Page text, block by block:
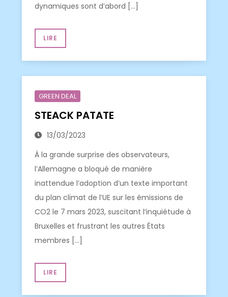
dynamiques sont d’abord […]
LIRE
GREEN DEAL
STEACK PATATE
13/03/2023
À la grande surprise des observateurs,
l’Allemagne a bloqué de manière
inattendue l’adoption d’un texte important
du plan climat de l’UE sur les émissions de
CO2 le 7 mars 2023, suscitant l’inquiétude à
Bruxelles et frustrant les autres États
membres […]
LIRE